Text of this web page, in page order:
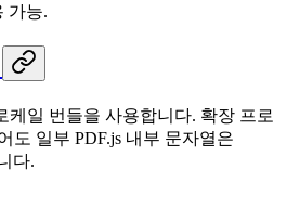
가능.
케일 번들을 사용합니다. 확장 프로
도 일부 PDF.js 내부 문자열은
다.